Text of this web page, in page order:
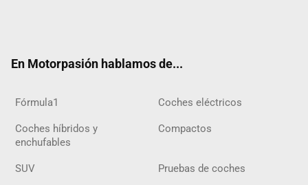
En Motorpasión hablamos de...
Fórmula1 Coches eléctricos
Coches híbridos y
enchufables
Compactos
SUV Pruebas de coches